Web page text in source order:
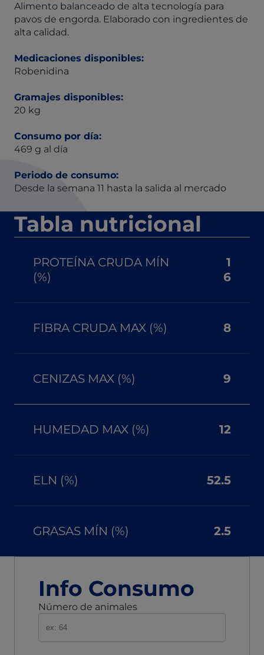
Alimento balanceado de alta tecnología para
pavos de engorda. Elaborado con ingredientes de
alta calidad.
Medicaciones disponibles:
Robenidina
Gramajes disponibles:
20 kg
Consumo por día:
469 g al día
Periodo de consumo:
Desde la semana 11 hasta la salida al mercado
Tabla nutricional
PROTEÍNA CRUDA MÍN
(%)
1
6
FIBRA CRUDA MAX (%) 8
CENIZAS MAX (%) 9
HUMEDAD MAX (%) 12
ELN (%) 52.5
GRASAS MÍN (%) 2.5
Info Consumo
Número de animales